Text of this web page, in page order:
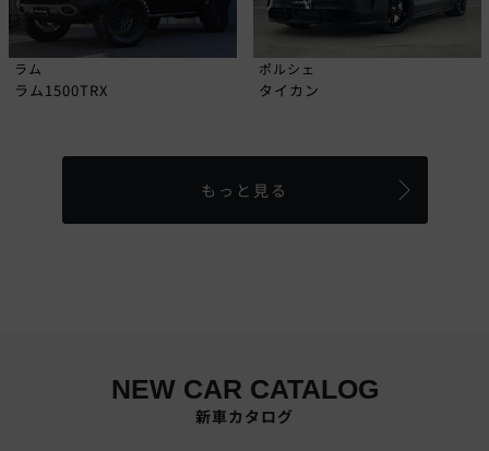
ラム
ラム1500TRX
ポルシェ
タイカン
もっと見る
NEW CAR CATALOG
新車カタログ